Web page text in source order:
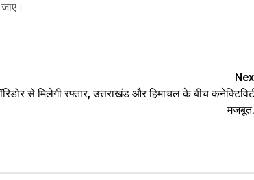
से मिलेगी रफ्तार, उत्तराखंड और हिमाचल के बीच